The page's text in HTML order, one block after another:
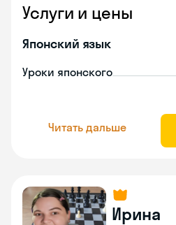
Услуги и цены
Японский язык
Уроки японского
Читать дальше
Ирина